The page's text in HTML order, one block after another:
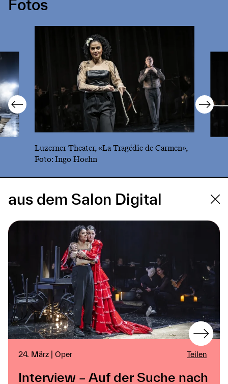
Fotos
Luzerner Theater, «La Tragédie de Carmen»,
Foto: Ingo Hoehn
aus dem Salon Digital
24. März | Oper Teilen
Interview – Auf der Suche nach